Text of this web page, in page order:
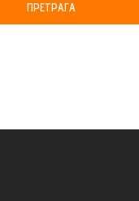
ПРЕТРАГА